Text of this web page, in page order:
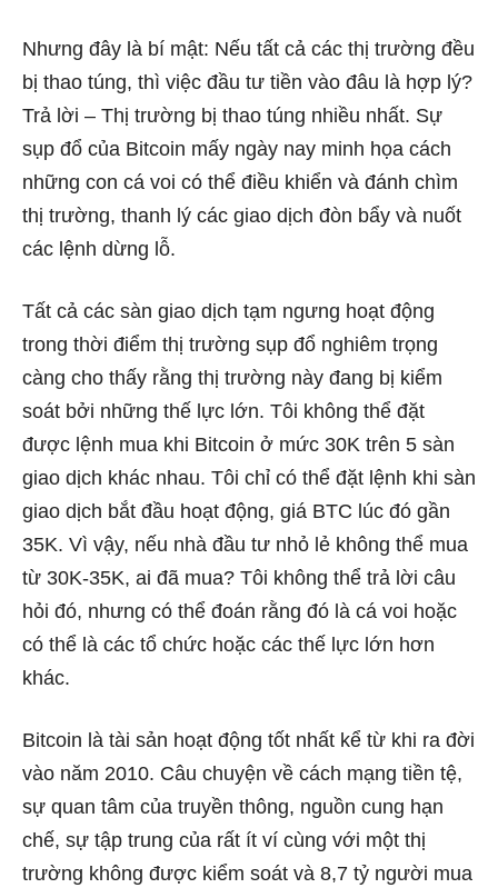
Nhưng đây là bí mật: Nếu tất cả các thị trường đều
bị thao túng, thì việc đầu tư tiền vào đâu là hợp lý?
Trả lời – Thị trường bị thao túng nhiều nhất. Sự
sụp đổ của Bitcoin mấy ngày nay minh họa cách
những con cá voi có thể điều khiển và đánh chìm
thị trường, thanh lý các giao dịch đòn bẩy và nuốt
các lệnh dừng lỗ.
Tất cả các sàn giao dịch tạm ngưng hoạt động
trong thời điểm thị trường sụp đổ nghiêm trọng
càng cho thấy rằng thị trường này đang bị kiểm
soát bởi những thế lực lớn. Tôi không thể đặt
được lệnh mua khi Bitcoin ở mức 30K trên 5 sàn
giao dịch khác nhau. Tôi chỉ có thể đặt lệnh khi sàn
giao dịch bắt đầu hoạt động, giá BTC lúc đó gần
35K. Vì vậy, nếu nhà đầu tư nhỏ lẻ không thể mua
từ 30K-35K, ai đã mua? Tôi không thể trả lời câu
hỏi đó, nhưng có thể đoán rằng đó là cá voi hoặc
có thể là các tổ chức hoặc các thế lực lớn hơn
khác.
Bitcoin là tài sản hoạt động tốt nhất kể từ khi ra đời
vào năm 2010. Câu chuyện về cách mạng tiền tệ,
sự quan tâm của truyền thông, nguồn cung hạn
chế, sự tập trung của rất ít ví cùng với một thị
trường không được kiểm soát và 8,7 tỷ người mua